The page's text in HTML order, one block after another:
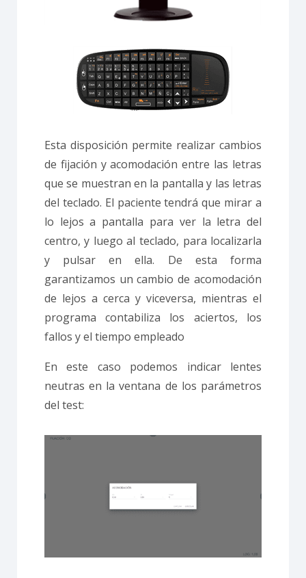
Esta disposición permite realizar cambios
de fijación y acomodación entre las letras
que se muestran en la pantalla y las letras
del teclado. El paciente tendrá que mirar a
lo lejos a pantalla para ver la letra del
centro, y luego al teclado, para localizarla
y pulsar en ella. De esta forma
garantizamos un cambio de acomodación
de lejos a cerca y viceversa, mientras el
programa contabiliza los aciertos, los
fallos y el tiempo empleado
En este caso podemos indicar lentes
neutras en la ventana de los parámetros
del test: